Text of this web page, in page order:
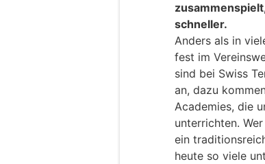
schneller.
Anders als in
fest im
sind bei Swiss
an, dazu
Academies, die
unterrichten.
ein
heute so viele